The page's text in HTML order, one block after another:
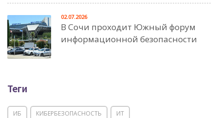
В Сочи проходит Южный форум
информационной безопасности
02.07.2026
Теги
ИБ КИБЕРБЕЗОПАСНОСТЬ ИТ